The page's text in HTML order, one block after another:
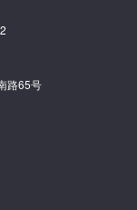
路65号